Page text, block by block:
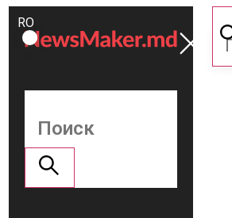
ROMÂNĂ
RU
Поддержать
NM